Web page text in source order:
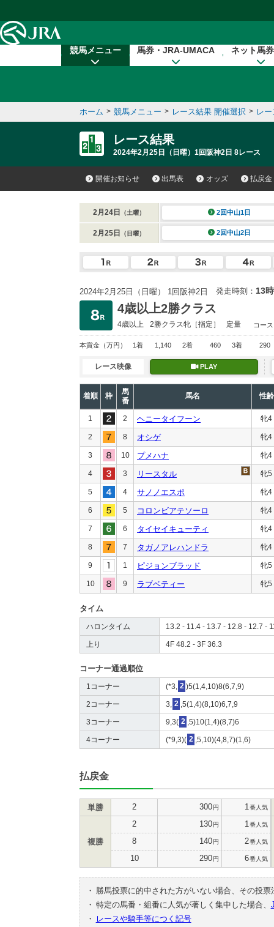
競馬メニュー 馬券・JRA-UMACA ネット馬
ホーム > 競馬メニュー > レース結果 開催選択 > レ
レース結果
2024年2月25日（日曜）1回阪神2日 8レース
開催お知らせ 出馬表 オッズ 払戻金
2月24日 （土曜） 2回中山1日
2月25日 （日曜） 2回中山2日
2024年2月25日（日曜） 1回阪神2日 発走時刻： 13
4歳以上2勝クラス
4歳以上 2勝クラス牝［指定］ 定量 コー
本賞金 （万円） 1着 1,140 2着 460 3着 290
レース映像 PLAY
着順 枠
馬
番
馬名 性齢
1 2 ヘニータイフーン 牝4
2 8 オシゲ 牝4
3 10 プメハナ 牝4
4 3 リースタル 牝5
5 4 サノノエスポ 牝4
6 5 コロンビアテソーロ 牝4
7 6 タイセイキューティ 牝4
8 7 タガノアレハンドラ 牝4
9 1 ピジョンブラッド 牝5
10 9 ラブベティー 牝5
タイム
ハロンタイム 13.2 - 11.4 - 13.7 - 12.8 - 12.7 -
上り 4F 48.2 - 3F 36.3
コーナー通過順位
1コーナー (*3, 2 )5(1,4,10)8(6,7,9)
2コーナー 3, 2 ,5(1,4)(8,10)6,7,9
3コーナー 9,3( 2 ,5)10(1,4)(8,7)6
4コーナー (*9,3)( 2 ,5,10)(4,8,7)(1,6)
払戻金
単勝 2 300円 1 番人気
複勝
2 130円 1 番人気
8 140円 2番人気
10 290円 6番人気
・
勝馬投票に的中された方がいない場合、その投
・ 特定の馬番・組番に人気が著しく集中した場合、
・
レースや騎手等につく記号